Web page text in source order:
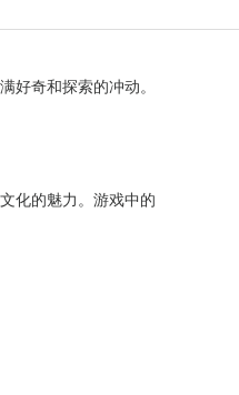
好奇和探索的冲动。
化的魅力。游戏中的